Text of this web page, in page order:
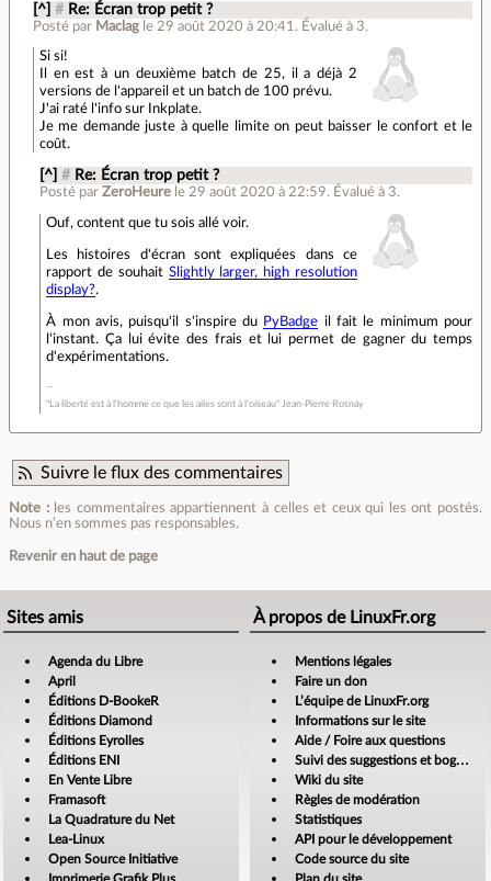
[^] # Re: Écran trop petit ?
Posté par Maclag le 29 août 2020 à 20:41 . Évalué à 3.
Si si!
Il en est à un deuxième batch de 25, il a déjà 2
versions de l'appareil et un batch de 100 prévu.
J'ai raté l'info sur Inkplate.
Je me demande juste à quelle limite on peut baisser le confort et le
coût.
[^] # Re: Écran trop petit ?
Posté parZeroHeure le 29 août 2020 à 22:59. Évalué à 3.
Ouf, content que tu sois allé voir.
Les histoires d'écran sont expliquées dans ce
rapport de souhait Slightly larger, high resolution
display?.
À mon avis, puisqu'il s'inspire du PyBadge il fait le minimum pour
l'instant. Ça lui évite des frais et lui permet de gagner du temps
d'expérimentations.
"La liberté est à l'homme ce que les ailes sont à l'oiseau" Jean-Pierre Rosnay
Suivre le flux des commentaires
Note :les commentaires appartiennent à celles et ceux qui les ont postés.
Nous n’en sommes pas responsables.
Revenir en haut de page
Sites amis
Agenda du Libre
April
Éditions D-BookeR
Éditions Diamond
Éditions Eyrolles
Éditions ENI
En Vente Libre
Framasoft
La Quadrature du Net
Lea-Linux
Open Source Initiative
À propos de LinuxFr.org
Mentions légales
Faire un don
L’équipe de LinuxFr.org
Informations sur le site
Aide / Foire aux questions
Suivi des suggestions et bogues
Wiki du site
Règles de modération
Statistiques
API pour le développement
Code source du site